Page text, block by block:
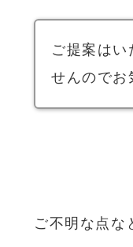
ご提案は
せんのでお
ご不明な点な